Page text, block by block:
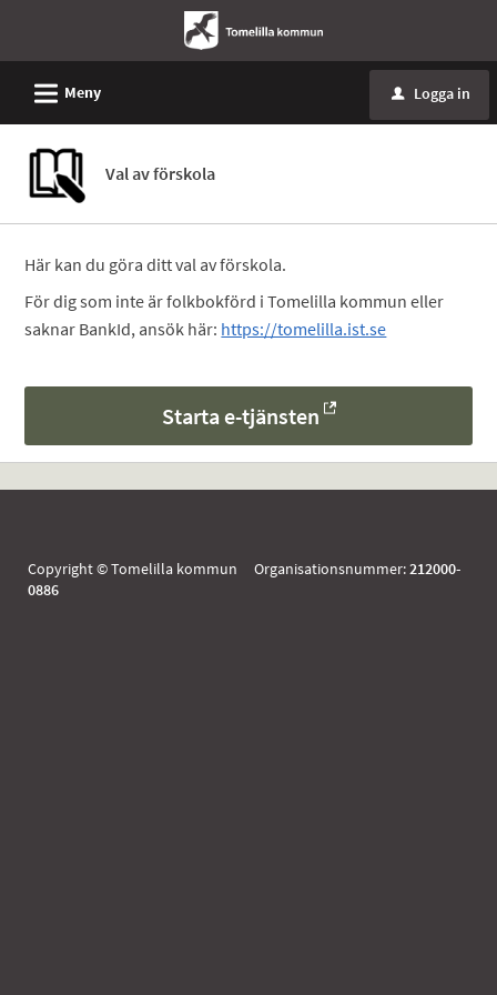
L Meny u Logga in
Val av förskola
Här kan du göra ditt val av förskola.
För dig som inte är folkbokförd i Tomelilla kommun eller
saknar BankId, ansök här: https://tomelilla.ist.se
Starta e-tjänsten
Copyright © Tomelilla kommun Organisationsnummer:212000-
0886